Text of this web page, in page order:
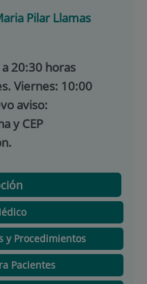
Pilar Llamas
20:30 horas
Viernes: 10:00
aviso:
y CEP
y Procedimientos
Pacientes